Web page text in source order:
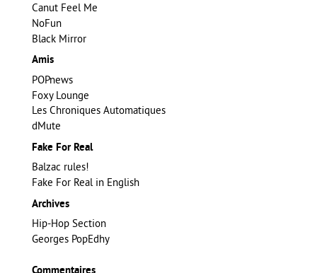
Canut Feel Me
NoFun
Black Mirror
Amis
POPnews
Foxy Lounge
Les Chroniques Automatiques
dMute
Fake For Real
Balzac rules!
Fake For Real in English
Archives
Hip-Hop Section
Georges PopEdhy